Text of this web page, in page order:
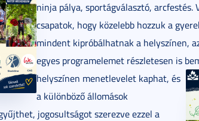
ninja pálya, sportágválasztó, arcfestés.
csapatok, hogy közelebb hozzuk a
mindent kipróbálhatnak a helyszínen,
egyes programelemet részletesen is
helyszínen menetlevelet kaphat, és
a különböző állomások
jogosultságot szerezve ezzel a